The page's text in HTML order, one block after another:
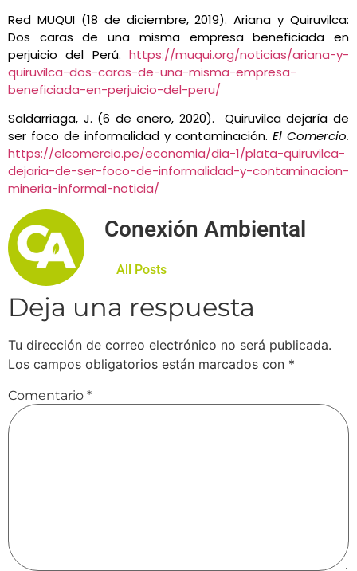
Red MUQUI (18 de diciembre, 2019). Ariana y Quiruvilca:
Dos caras de una misma empresa beneficiada en
perjuicio del Perú. https://muqui.org/noticias/ariana-y-
quiruvilca-dos-caras-de-una-misma-empresa-
beneficiada-en-perjuicio-del-peru/
Saldarriaga, J. (6 de enero, 2020). Quiruvilca dejaría de
ser foco de informalidad y contaminación. El Comercio.
https://elcomercio.pe/economia/dia-1/plata-quiruvilca-
dejaria-de-ser-foco-de-informalidad-y-contaminacion-
mineria-informal-noticia/
Conexión Ambiental
All Posts
Deja una respuesta
Tu dirección de correo electrónico no será publicada.
Los campos obligatorios están marcados con *
Comentario *